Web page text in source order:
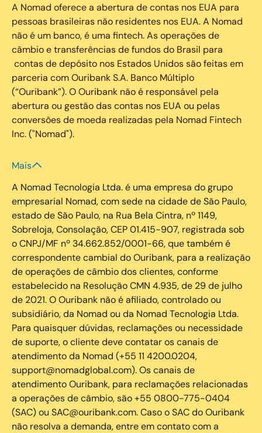
A Nomad oferece a abertura de contas nos EUA para
pessoas brasileiras não residentes nos EUA. A Nomad
não é um banco, é uma fintech. As operações de
câmbio e transferências de fundos do Brasil para
contas de depósito nos Estados Unidos são feitas em
parceria com Ouribank S.A. Banco Múltiplo
(“Ouribank”). O Ouribank não é responsável pela
abertura ou gestão das contas nos EUA ou pelas
conversões de moeda realizadas pela Nomad Fintech
Inc. ("Nomad").
Mais
A Nomad Tecnologia Ltda. é uma empresa do grupo
empresarial Nomad, com sede na cidade de São Paulo,
estado de São Paulo, na Rua Bela Cintra, nº 1149,
Sobreloja, Consolação, CEP 01.415-907, registrada sob
o CNPJ/MF nº 34.662.852/0001-66, que também é
correspondente cambial do Ouribank, para a realização
de operações de câmbio dos clientes, conforme
estabelecido na Resolução CMN 4.935, de 29 de julho
de 2021. O Ouribank não é afiliado, controlado ou
subsidiário, da Nomad ou da Nomad Tecnologia Ltda.
Para quaisquer dúvidas, reclamações ou necessidade
de suporte, o cliente deve contatar os canais de
atendimento da Nomad (+55 11 4200.0204,
support@nomadglobal.com). Os canais de
atendimento Ouribank, para reclamações relacionadas
a operações de câmbio, são +55 0800-775-0404
(SAC) ou SAC@ouribank.com. Caso o SAC do Ouribank
não resolva a demanda, entre em contato com a